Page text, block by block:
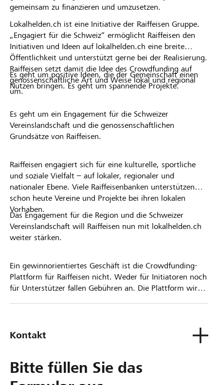
gemeinsam zu finanzieren und umzusetzen.
Lokalhelden.ch ist eine Initiative der Raiffeisen Gruppe.
„Engagiert für die Schweiz“ ermöglicht Raiffeisen den
Initiativen und Ideen auf lokalhelden.ch eine breite
Öffentlichkeit und unterstützt gerne bei der Realisierung.
Raiffeisen setzt damit die Idee des Crowdfunding auf
genossenschaftliche Art und Weise lokal und regional
um.
Es geht um positive Ideen, die der Gemeinschaft einen
Nutzen bringen. Es geht um spannende Projekte.
Es geht um ein Engagement für die Schweizer
Vereinslandschaft und die genossenschaftlichen
Grundsätze von Raiffeisen.
Raiffeisen engagiert sich für eine kulturelle, sportliche
und soziale Vielfalt – auf lokaler, regionaler und
nationaler Ebene. Viele Raiffeisenbanken unterstützen
schon heute Vereine und Projekte bei ihren lokalen
Vorhaben.
Das Engagement für die Region und die Schweizer
Vereinslandschaft will Raiffeisen nun mit lokalhelden.ch
weiter stärken.
Ein gewinnorientiertes Geschäft ist die Crowdfunding-
Plattform für Raiffeisen nicht. Weder für Initiatoren noch
für Unterstützer fallen Gebühren an. Die Plattform wird
Kontakt
Bitte füllen Sie das